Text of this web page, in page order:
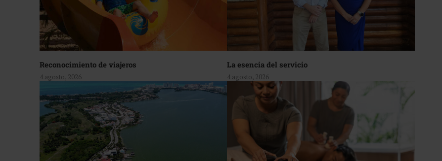
Reconocimiento de viajeros
4 agosto, 2026
La esencia del servicio
4 agosto, 2026